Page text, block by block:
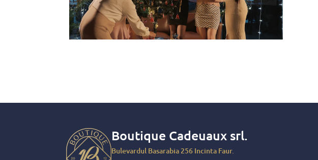
atat in ceea ce priveste continutul, cat si
In cazul in care vrei sa faci o impresie buna, site-
logistica-livrare!
pentru ocazii speciale.
Boutique Cadeuaux srl.
Bulevardul Basarabia 256 Incinta Faur.